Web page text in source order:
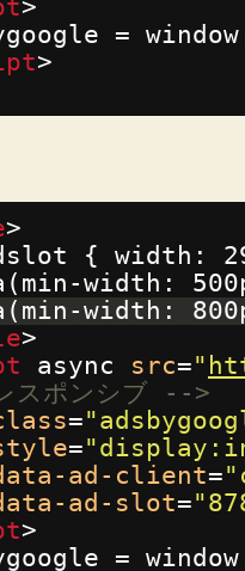
>
=
>
>
{ width:
width:
width:
>
async src="
ポンシブ -->
=
=
ad-client=
ad-slot=
>
=